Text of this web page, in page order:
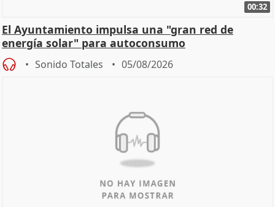
00:32
El Ayuntamiento impulsa una "gran red de
energía solar" para autoconsumo
Sonido Totales 05/08/2026